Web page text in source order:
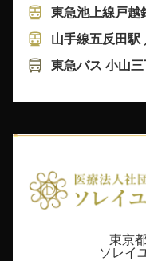
東急池上線戸越
山手線五反田駅
東急バス 小山
東京都
ソレイ